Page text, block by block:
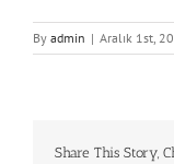
By admin | Aralık 1st,
Share This Story,